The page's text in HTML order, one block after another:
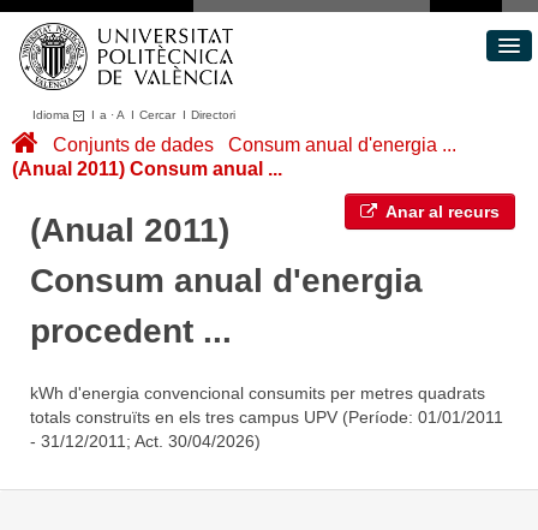
Idioma I a ·A I CercarI Directori
Conjunts de dades
Àrees
Portal de Transparència
Conjunts de dades
Consum anual d'energia ...
(Anual 2011) Consum anual ...
Anar al recurs
(Anual 2011)
Consum anual d'energia
procedent ...
kWh d'energia convencional consumits per metres quadrats
totals construïts en els tres campus UPV (Període: 01/01/2011
- 31/12/2011; Act. 30/04/2026)